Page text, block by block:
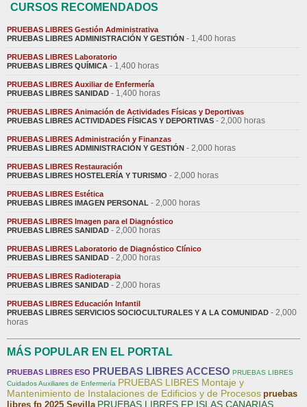
CURSOS RECOMENDADOS
PRUEBAS LIBRES Gestión Administrativa
PRUEBAS LIBRES ADMINISTRACIÓN Y GESTIÓN - 1,400 horas
PRUEBAS LIBRES Laboratorio
PRUEBAS LIBRES QUÍMICA - 1,400 horas
PRUEBAS LIBRES Auxiliar de Enfermería
PRUEBAS LIBRES SANIDAD - 1,400 horas
PRUEBAS LIBRES Animación de Actividades Físicas y Deportivas
PRUEBAS LIBRES ACTIVIDADES FÍSICAS Y DEPORTIVAS - 2,000 horas
PRUEBAS LIBRES Administración y Finanzas
PRUEBAS LIBRES ADMINISTRACIÓN Y GESTIÓN - 2,000 horas
PRUEBAS LIBRES Restauración
PRUEBAS LIBRES HOSTELERÍA Y TURISMO - 2,000 horas
PRUEBAS LIBRES Estética
PRUEBAS LIBRES IMAGEN PERSONAL - 2,000 horas
PRUEBAS LIBRES Imagen para el Diagnóstico
PRUEBAS LIBRES SANIDAD - 2,000 horas
PRUEBAS LIBRES Laboratorio de Diagnóstico Clínico
PRUEBAS LIBRES SANIDAD - 2,000 horas
PRUEBAS LIBRES Radioterapia
PRUEBAS LIBRES SANIDAD - 2,000 horas
PRUEBAS LIBRES Educación Infantil
PRUEBAS LIBRES SERVICIOS SOCIOCULTURALES Y A LA COMUNIDAD - 2,000
horas
MÁS POPULAR EN EL PORTAL
PRUEBAS LIBRES ESO PRUEBAS LIBRES ACCESO PRUEBAS LIBRES
Cuidados Auxiliares de Enfermería PRUEBAS LIBRES Montaje y
Mantenimiento de Instalaciones de Edificios y de Procesos pruebas
libres fp 2025 Sevilla PRUEBAS LIBRES FP ISLAS CANARIAS